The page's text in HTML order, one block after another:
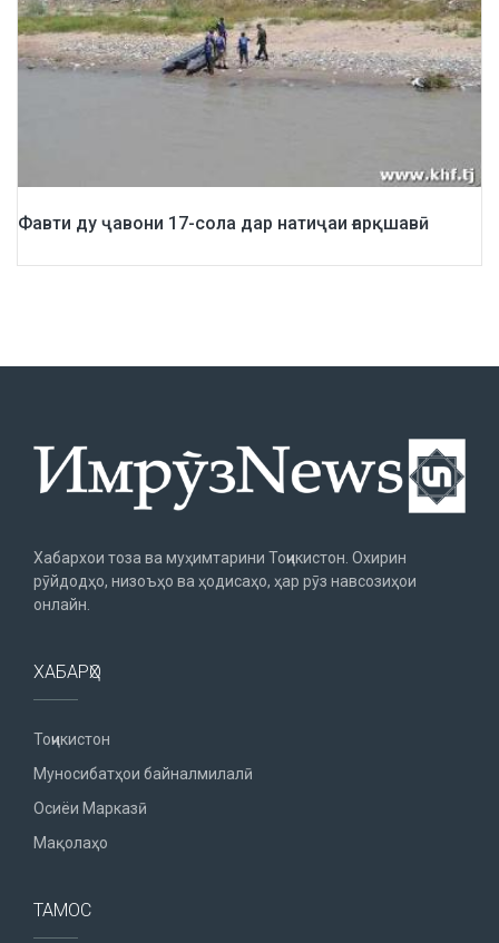
Фавти ду ҷавони 17-сола дар натиҷаи ғарқшавӣ
Хабархои тоза ва муҳимтарини Тоҷикистон. Охирин
рӯйдодҳо, низоъҳо ва ҳодисаҳо, ҳар рӯз навсозиҳои
онлайн.
ХАБАРҲО
Тоҷикистон
Муносибатҳои байналмилалӣ
Осиёи Марказӣ
Мақолаҳо
ТАМОС